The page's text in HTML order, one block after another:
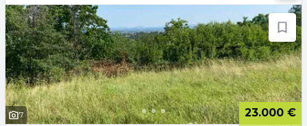
7 23.000 €